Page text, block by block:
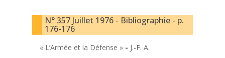
N° 357 Juillet 1976 - Bibliographie - p.
176-176
« L’Armée et la Défense » - J.-F. A.